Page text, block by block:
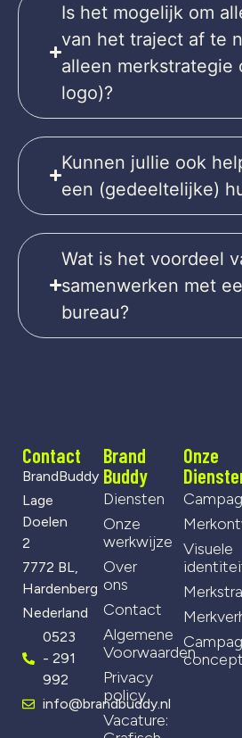
Is het mogelijk om
van het traject af te
alleen merkstrategie
logo)?
Kunnen jullie ook
een (gedeeltelijke)
Wat is het voordeel
samenwerken met
bureau?
Contact
BrandBuddy
Lage
Doelen
2
7772 BL,
Hardenberg
Nederland
0523
- 291
992
info@brandbuddy.nl
Brand
Buddy
Diensten
Onze
werkwijze
Over
ons
Contact
Algemene
Voorwaarden
Privacy
policy
Vacature:
Onze
Visuele
concept